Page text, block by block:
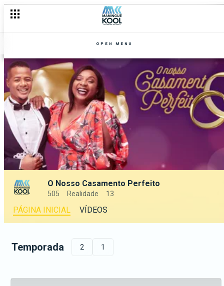
OPEN MENU
O Nosso Casamento Perfeito
505 Realidade 13
PÁGINA INICIAL VÍDEOS
Temporada 2 1